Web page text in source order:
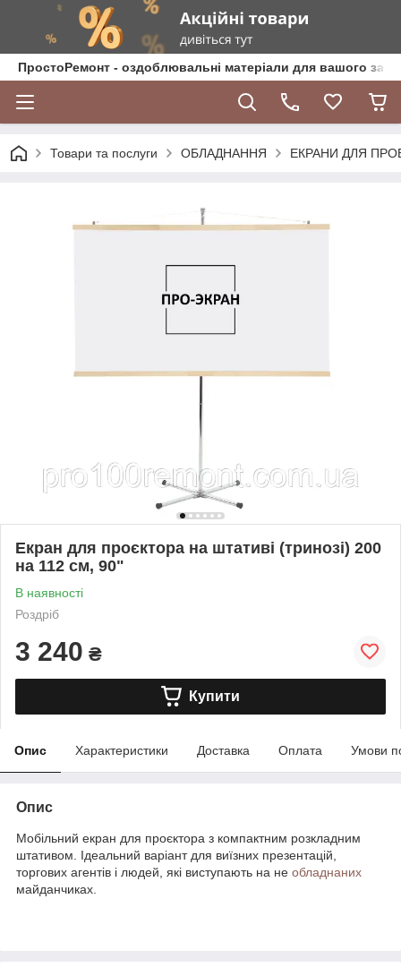
ПростоРемонт - оздоблювальні матеріали для вашого
Товари та послуги ОБЛАДНАННЯ ЕКРАНИ ДЛЯ
Екран для проєктора на штативі (тринозі) 200
на 112 см, 90"
В наявності
Роздріб
3 240 ₴
Купити
Опис Характеристики Доставка Оплата Умови
Опис
Мобільний екран для проєктора з компактним розкладним
штативом. Ідеальний варіант для виїзних презентацій,
торгових агентів і людей, які виступають на не обладнаних
майданчиках.